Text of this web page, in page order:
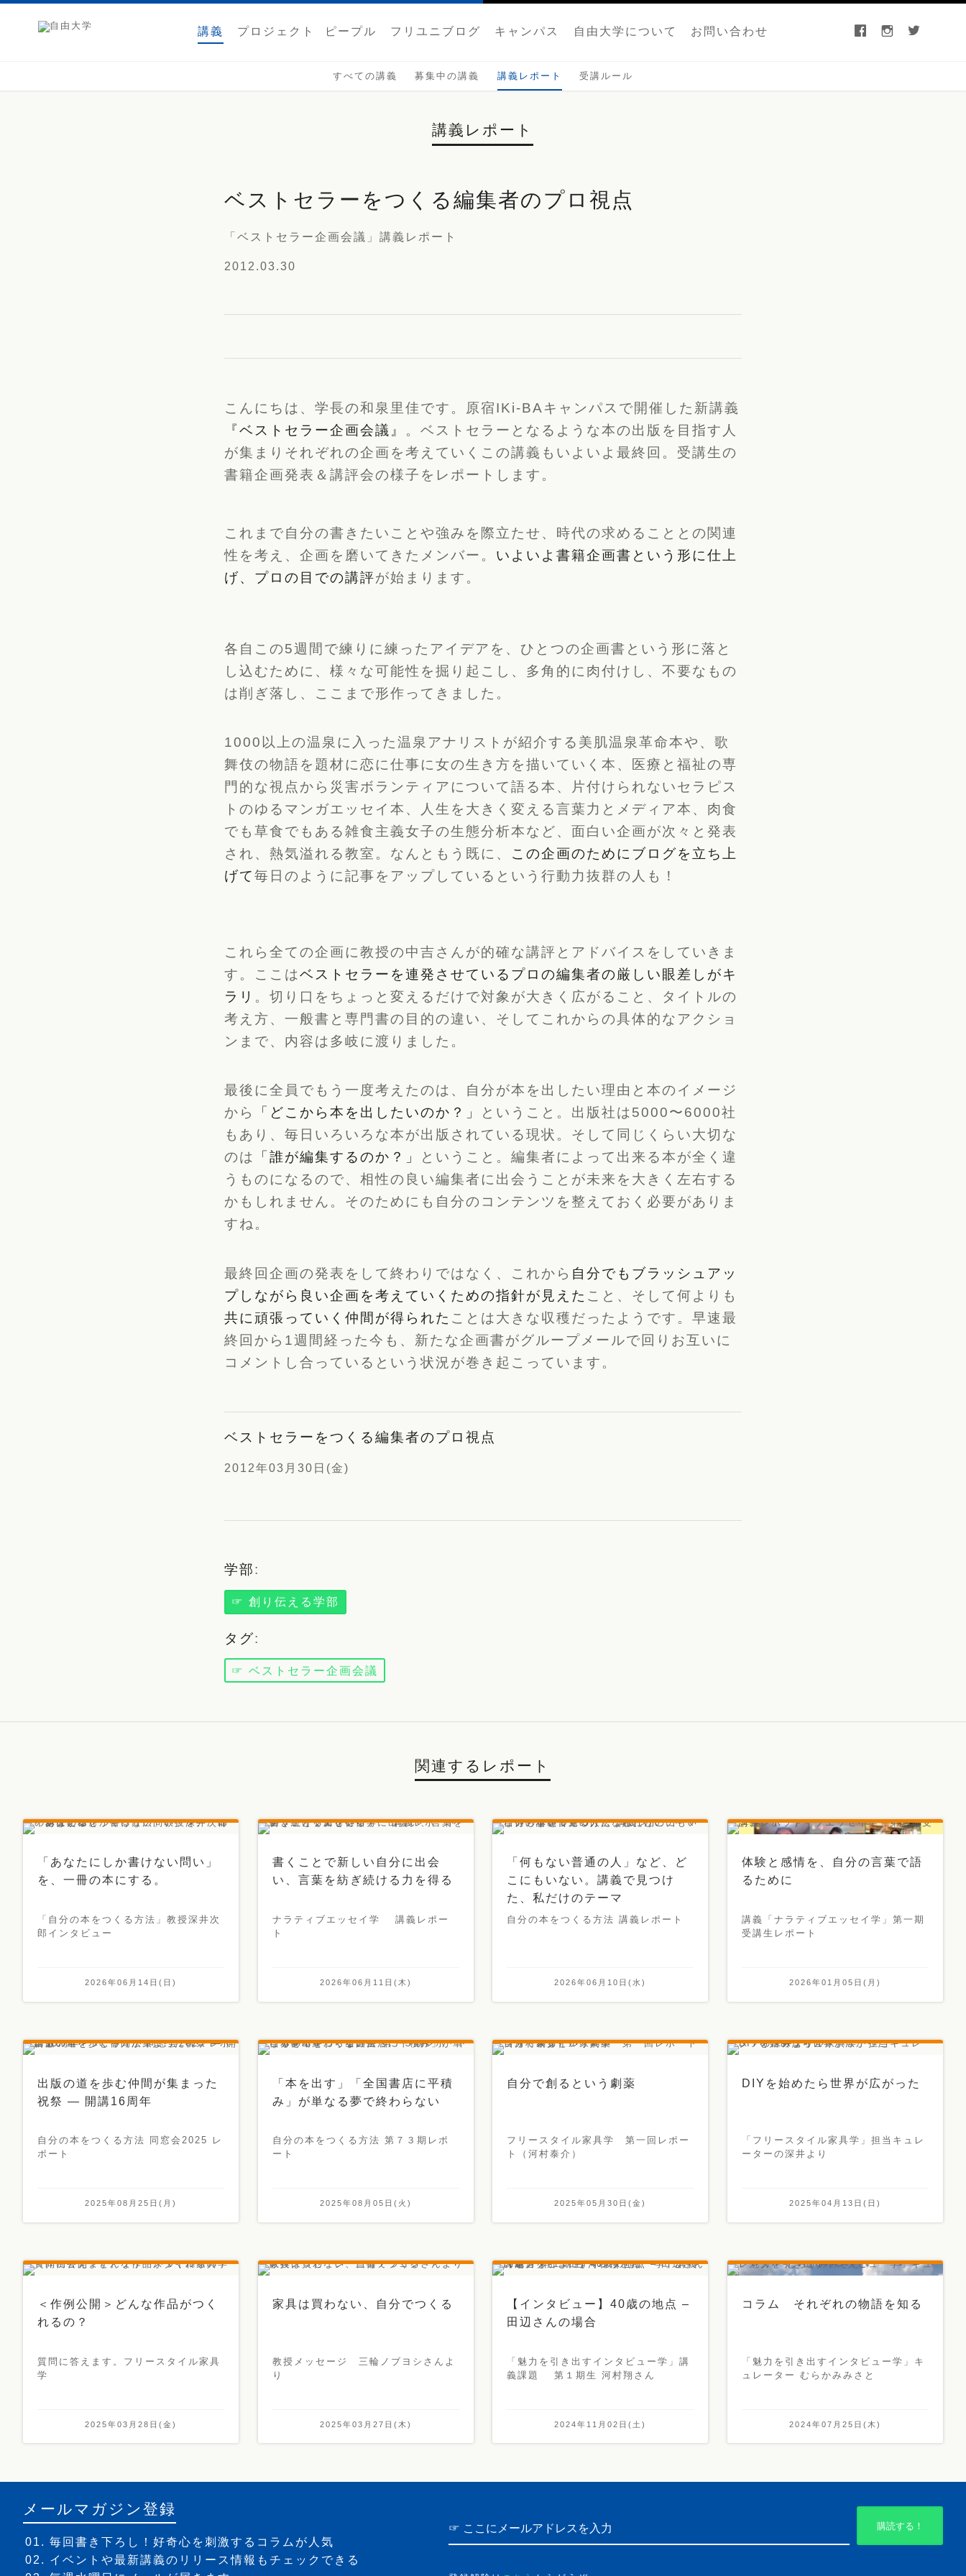
講義 プロジェクト ピープル フリユニブログ キャンパス 自由大学について お問い合わせ facebook instagram twitter
すべての講義 募集中の講義 講義レポート 受講ルール
講義レポート
ベストセラーをつくる編集者のプロ視点
「ベストセラー企画会議」講義レポート
2012.03.30
こんにちは、学長の和泉里佳です。原宿IKi-BAキャンパスで開催した新講義
『ベストセラー企画会議』 。ベストセラーとなるような本の出版を目指す人
が集まりそれぞれの企画を考えていくこの講義もいよいよ最終回。受講生の
書籍企画発表＆講評会の様子をレポートします。
これまで自分の書きたいことや強みを際立たせ、時代の求めることとの関連
性を考え、企画を磨いてきたメンバー。 いよいよ書籍企画書という形に仕上
げ、プロの目での講評が始まります。
各自この5週間で練りに練ったアイデアを、ひとつの企画書という形に落と
し込むために、様々な可能性を掘り起こし、多角的に肉付けし、不要なもの
は削ぎ落し、ここまで形作ってきました。
1000以上の温泉に入った温泉アナリストが紹介する美肌温泉革命本や、歌
舞伎の物語を題材に恋に仕事に女の生き方を描いていく本、医療と福祉の専
門的な視点から災害ボランティアについて語る本、片付けられないセラピス
トのゆるマンガエッセイ本、人生を大きく変える言葉力とメディア本、肉食
でも草食でもある雑食主義女子の生態分析本など、面白い企画が次々と発表
され、熱気溢れる教室。なんともう既に、 この企画のためにブログを立ち上
げて毎日のように記事をアップしているという行動力抜群の人も！
これら全ての企画に教授の中吉さんが的確な講評とアドバイスをしていきま
す。ここはベストセラーを連発させているプロの編集者の厳しい眼差しがキ
ラリ 。切り口をちょっと変えるだけで対象が大きく広がること、タイトルの
考え方、一般書と専門書の目的の違い、そしてこれからの具体的なアクショ
ンまで、内容は多岐に渡りました。
最後に全員でもう一度考えたのは、自分が本を出したい理由と本のイメージ
から
「どこから本を出したいのか？」
ということ。出版社は5000〜6000社
もあり、毎日いろいろな本が出版されている現状。そして同じくらい大切な
のは
「誰が編集するのか？」
ということ。編集者によって出来る本が全く違
うものになるので、相性の良い編集者に出会うことが未来を大きく左右する
かもしれません。そのためにも自分のコンテンツを整えておく必要がありま
すね。
最終回企画の発表をして終わりではなく、これから 自分でもブラッシュアッ
プしながら良い企画を考えていくための指針が見えた こと、そして何よりも
共に頑張っていく仲間が得られた ことは大きな収穫だったようです。早速最
終回から1週間経った今も、新たな企画書がグループメールで回りお互いに
コメントし合っているという状況が巻き起こっています。
ベストセラーをつくる編集者のプロ視点
2012年03月30日(金)
学部:
☞ 創り伝える学部
タグ:
☞ ベストセラー企画会議
関連するレポート
「あなたにしか書けない問い」
を、一冊の本にする。
「自分の本をつくる方法」教授深井次
郎インタビュー
2026年06月14日(日)
書くことで新しい自分に出会
い、言葉を紡ぎ続ける力を得る
ナラティブエッセイ学 講義レポー
ト
2026年06月11日(木)
「何もない普通の人」など、ど
こにもいない。講義で見つけ
た、私だけのテーマ
自分の本をつくる方法 講義レポート
2026年06月10日(水)
体験と感情を、自分の言葉で語
るために
講義「ナラティブエッセイ学」第一期
受講生レポート
2026年01月05日(月)
出版の道を歩む仲間が集まった
祝祭 ― 開講16周年
自分の本をつくる方法 同窓会2025 レ
ポート
2025年08月25日(月)
「本を出す」「全国書店に平積
み」が単なる夢で終わらない
自分の本をつくる方法 第７３期レポ
ート
2025年08月05日(火)
自分で創るという劇薬
フリースタイル家具学 第一回レポー
ト（河村泰介）
2025年05月30日(金)
DIYを始めたら世界が広がった
「フリースタイル家具学」担当キュレ
ーターの深井より
2025年04月13日(日)
＜作例公開＞どんな作品がつく
れるの？
質問に答えます。フリースタイル家具
学
2025年03月28日(金)
家具は買わない、自分でつくる
教授メッセージ 三輪ノブヨシさんよ
り
2025年03月27日(木)
【インタビュー】40歳の地点 –
田辺さんの場合
「魅力を引き出すインタビュー学」講
義課題 第１期生 河村翔さん
2024年11月02日(土)
コラム それぞれの物語を知る
「魅力を引き出すインタビュー学」キ
ュレーター むらかみみさと
2024年07月25日(木)
メールマガジン登録
毎回書き下ろし！好奇心を刺激するコラムが人気
イベントや最新講義のリリース情報もチェックできる
購読する！